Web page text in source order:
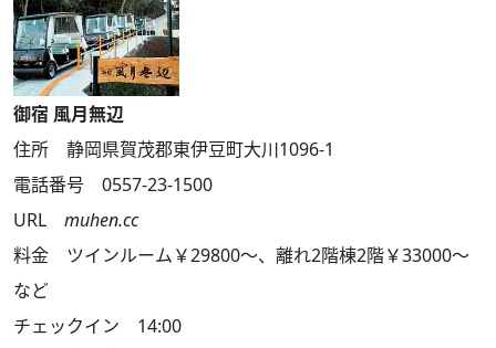
御宿 風月無辺
住所 静岡県賀茂郡東伊豆町大川1096-1
電話番号 0557-23-1500
URL muhen.cc
料金 ツインルーム￥29800～、離れ2階棟2階￥33000～
など
チェックイン 14:00